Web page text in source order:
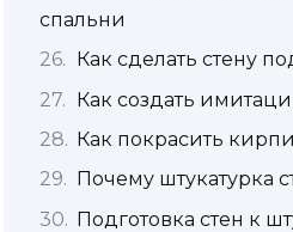
спальни
Как сделать стену
Как создать
Как покрасить
Почему штукатурка
Подготовка стен к